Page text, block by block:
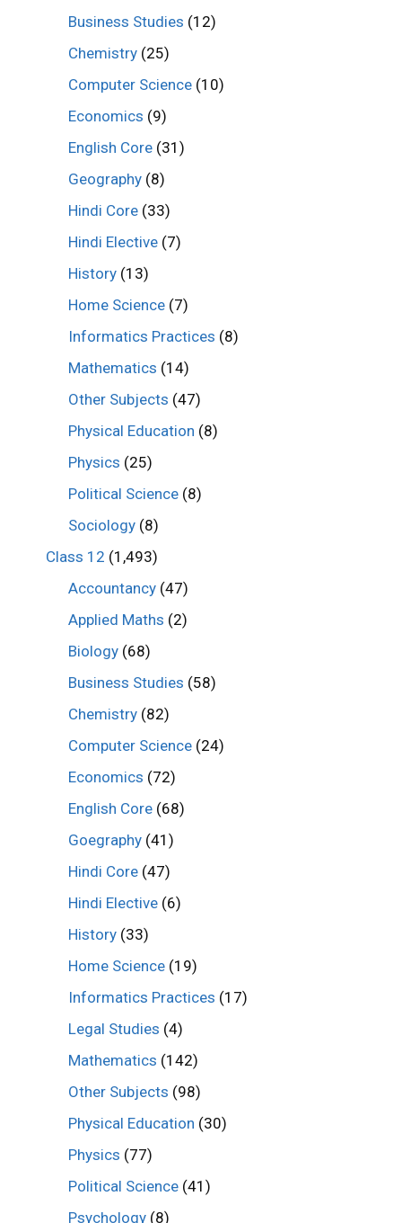
Business Studies (12)
Chemistry (25)
Computer Science (10)
Economics (9)
English Core (31)
Geography (8)
Hindi Core (33)
Hindi Elective (7)
History (13)
Home Science (7)
Informatics Practices (8)
Mathematics (14)
Other Subjects (47)
Physical Education (8)
Physics (25)
Political Science (8)
Sociology (8)
Class 12 (1,493)
Accountancy (47)
Applied Maths (2)
Biology (68)
Business Studies (58)
Chemistry (82)
Computer Science (24)
Economics (72)
English Core (68)
Goegraphy (41)
Hindi Core (47)
Hindi Elective (6)
History (33)
Home Science (19)
Informatics Practices (17)
Legal Studies (4)
Mathematics (142)
Other Subjects (98)
Physical Education (30)
Physics (77)
Political Science (41)
Psychology (8)